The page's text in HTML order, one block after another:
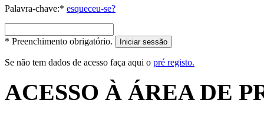
Palavra-chave:* esqueceu-se?
* Preenchimento obrigatório. Iniciar sessão
Se não tem dados de acesso faça aqui o pré registo.
ACESSO À ÁREA DE